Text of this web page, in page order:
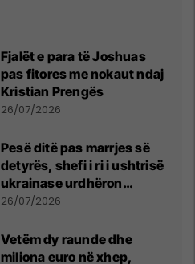
Fjalët e para të Joshuas
pas fitores me nokaut ndaj
Kristian Prengës
26/07/2026
Pesë ditë pas marrjes së
detyrës, shefi i ri i ushtrisë
ukrainase urdhëron
kontroll të madh
26/07/2026
Vetëm dy raunde dhe
miliona euro në xhep,